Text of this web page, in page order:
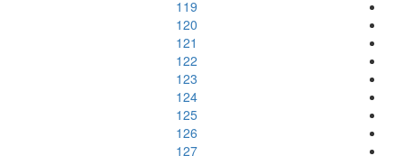
119
120
121
122
123
124
125
126
127